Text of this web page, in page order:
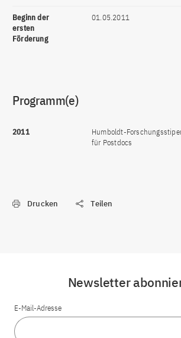
Beginn der
ersten
Förderung
01.05.2011
Programm(e)
2011
Humboldt-
für Postdocs
Drucken Teilen
Newsletter
E-Mail-Adresse